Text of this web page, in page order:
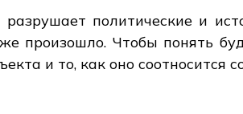
политические и
произошло. Чтобы понять
и то, как оно соотносится